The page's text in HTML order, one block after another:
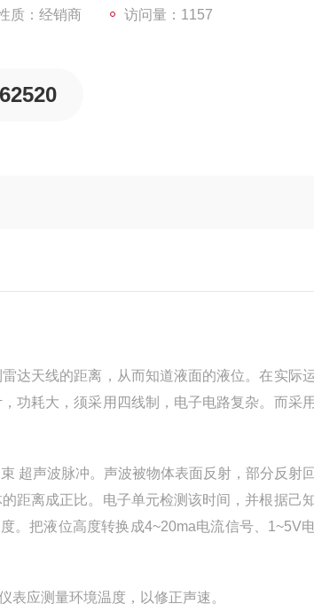
质：经销商 访问量：1157
达天线的距离，从而知道液面的液位。在实际
功耗大，须采用四线制，电子电路复杂。而采
超声波脉冲。声波被物体表面反射，部分反射
距离成正比。电子单元检测该时间，并根据己
。把液位高度转换成4~20ma电流信号、1~5V
应测量环境温度，以修正声速。